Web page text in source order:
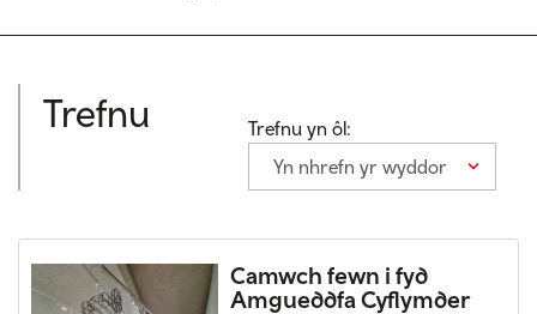
Trefnu
Trefnu yn ôl:
Yn nhrefn yr wyddor
Camwch fewn i fyd
Amgueddfa Cyflymder